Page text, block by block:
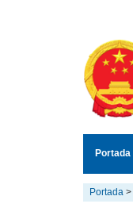
Portada
Portada >